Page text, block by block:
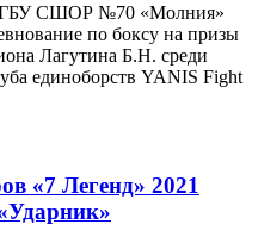
ГБУ СШОР №70 «Молния»
по боксу на призы
Лагутина Б.Н. среди
единоборств YANIS Fight
«7 Легенд» 2021